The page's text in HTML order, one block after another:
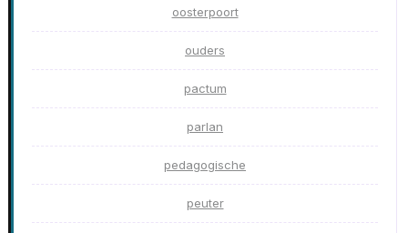
oosterpoort
ouders
pactum
parlan
pedagogische
peuter